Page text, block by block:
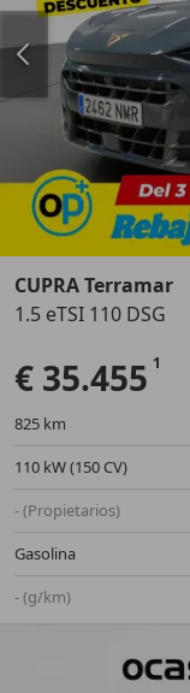
Anterior
CUPRA Terramar
1.5 eTSI 110 DSG
€ 35.455
825 km
110 kW (150 CV)
- (Propietarios)
Gasolina
- (g/km)